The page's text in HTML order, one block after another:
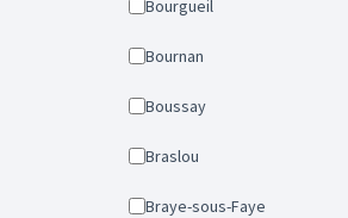
Bourgueil
Bournan
Boussay
Braslou
Braye-sous-Faye